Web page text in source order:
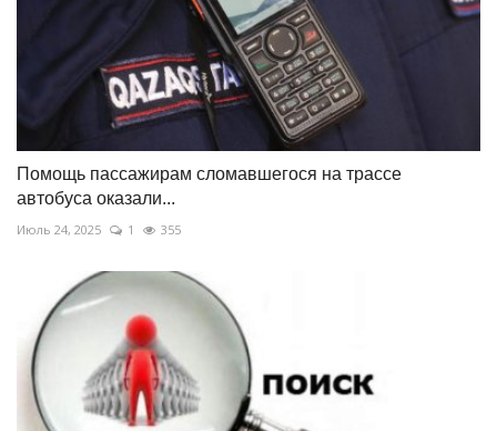
Помощь пассажирам сломавшегося на трассе
автобуса оказали...
Июль 24, 2025 1 355